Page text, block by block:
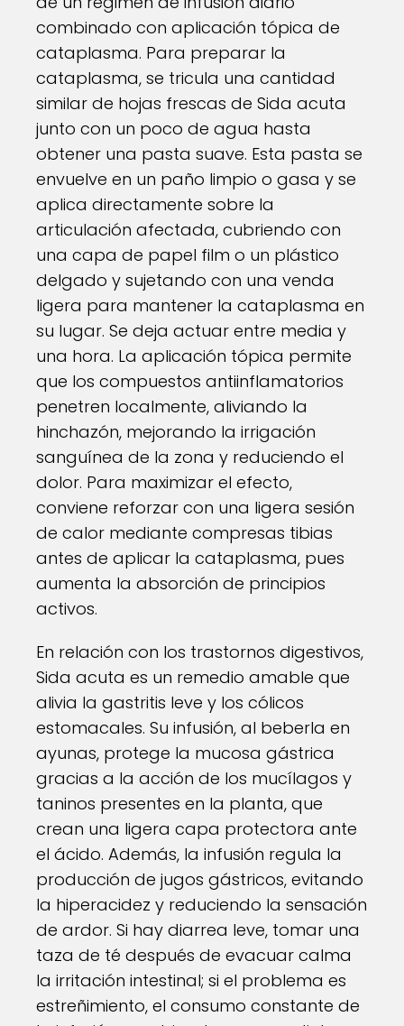
combinado con aplicación tópica de
cataplasma. Para preparar la
cataplasma, se tricula una cantidad
similar de hojas frescas de Sida acuta
junto con un poco de agua hasta
obtener una pasta suave. Esta pasta se
envuelve en un paño limpio o gasa y se
aplica directamente sobre la
articulación afectada, cubriendo con
una capa de papel film o un plástico
delgado y sujetando con una venda
ligera para mantener la cataplasma en
su lugar. Se deja actuar entre media y
una hora. La aplicación tópica permite
que los compuestos antiinflamatorios
penetren localmente, aliviando la
hinchazón, mejorando la irrigación
sanguínea de la zona y reduciendo el
dolor. Para maximizar el efecto,
conviene reforzar con una ligera sesión
de calor mediante compresas tibias
antes de aplicar la cataplasma, pues
aumenta la absorción de principios
activos.
En relación con los trastornos digestivos,
Sida acuta es un remedio amable que
alivia la gastritis leve y los cólicos
estomacales. Su infusión, al beberla en
ayunas, protege la mucosa gástrica
gracias a la acción de los mucílagos y
taninos presentes en la planta, que
crean una ligera capa protectora ante
el ácido. Además, la infusión regula la
producción de jugos gástricos, evitando
la hiperacidez y reduciendo la sensación
de ardor. Si hay diarrea leve, tomar una
taza de té después de evacuar calma
la irritación intestinal; si el problema es
estreñimiento, el consumo constante de